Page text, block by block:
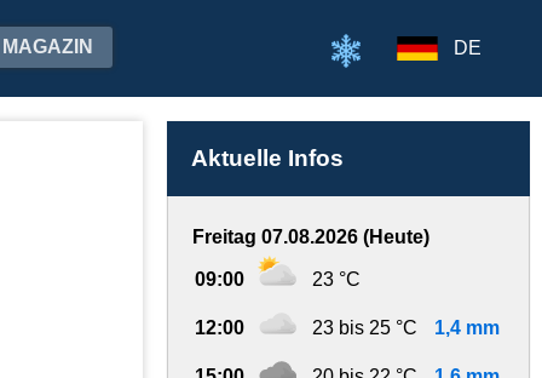
MAGAZIN DE
Aktuelle Infos
Freitag 07.08.2026 (Heute)
09:00 23 °C
12:00 23 bis 25 °C 1,4 mm